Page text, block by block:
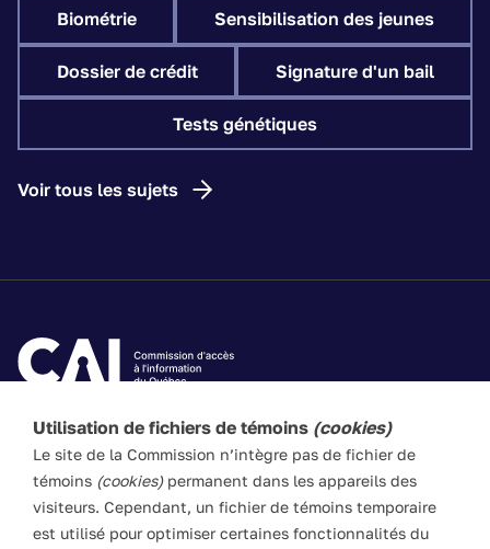
Utilisation de fichiers de témoins (cookies)
Le site de la Commission n’intègre pas de fichier de
témoins (cookies)permanent dans les appareils des
visiteurs. Cependant, un fichier de témoins temporaire
est utilisé pour optimiser certaines fonctionnalités du
Biométrie Sensibilisation des jeunes
Dossier de crédit Signature d'un bail
Tests génétiques
Voir tous les sujets
Les textes de ce site Web visent à vulgariser les lois
applicables. Ils n’ont pas force de loi. En cas de divergence
entre l’information du site et les textes législatifs, ces
derniers prévalent en toute circonstance.